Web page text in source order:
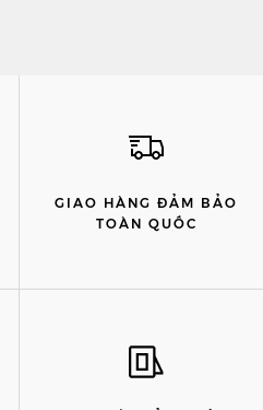
GIAO HÀNG ĐẢM BẢO
TOÀN QUỐC